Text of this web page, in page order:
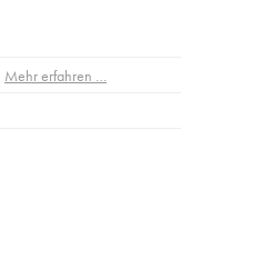
Mehr erfahren …